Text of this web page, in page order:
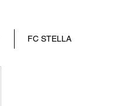
FC STELLA